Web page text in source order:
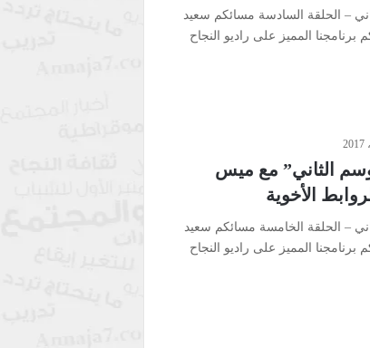
– الحلقة السادسة مسائكم سعيد
برنامجنا المميز على راديو النجاح
الثاني” مع ميس
الأخوية
– الحلقة الخامسة مسائكم سعيد
برنامجنا المميز على راديو النجاح